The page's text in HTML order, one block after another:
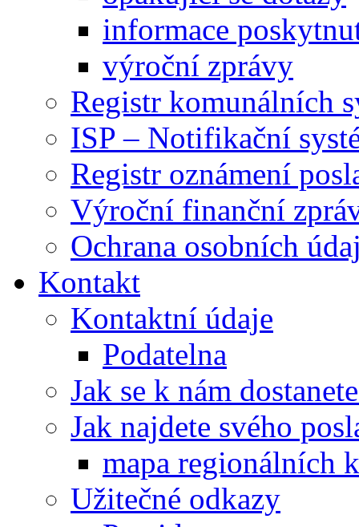
informace
výroční zprávy
Registr komunálních
ISP – Notifikační
Registr oznámení
Výroční finanční
Ochrana osobních
Kontakt
Kontaktní údaje
Podatelna
Jak se k nám
Jak najdete svého
mapa regionálních
Užitečné odkazy